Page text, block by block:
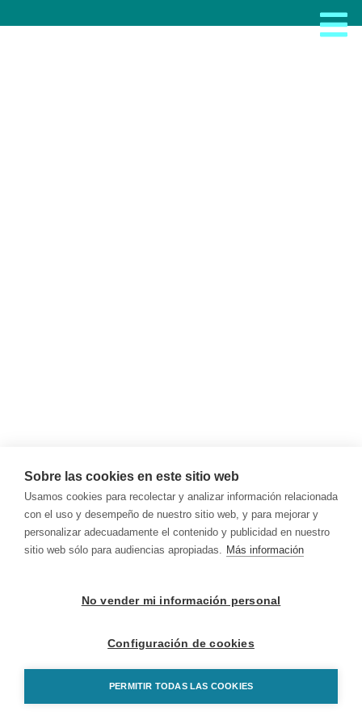
Sobre las cookies en este sitio web
Usamos cookies para recolectar y analizar información relacionada
con el uso y desempeño de nuestro sitio web, y para mejorar y
personalizar adecuadamente el contenido y publicidad en nuestro
sitio web sólo para audiencias apropiadas. Más información
No vender mi información personal
Configuración de cookies
PERMITIR TODAS LAS COOKIES